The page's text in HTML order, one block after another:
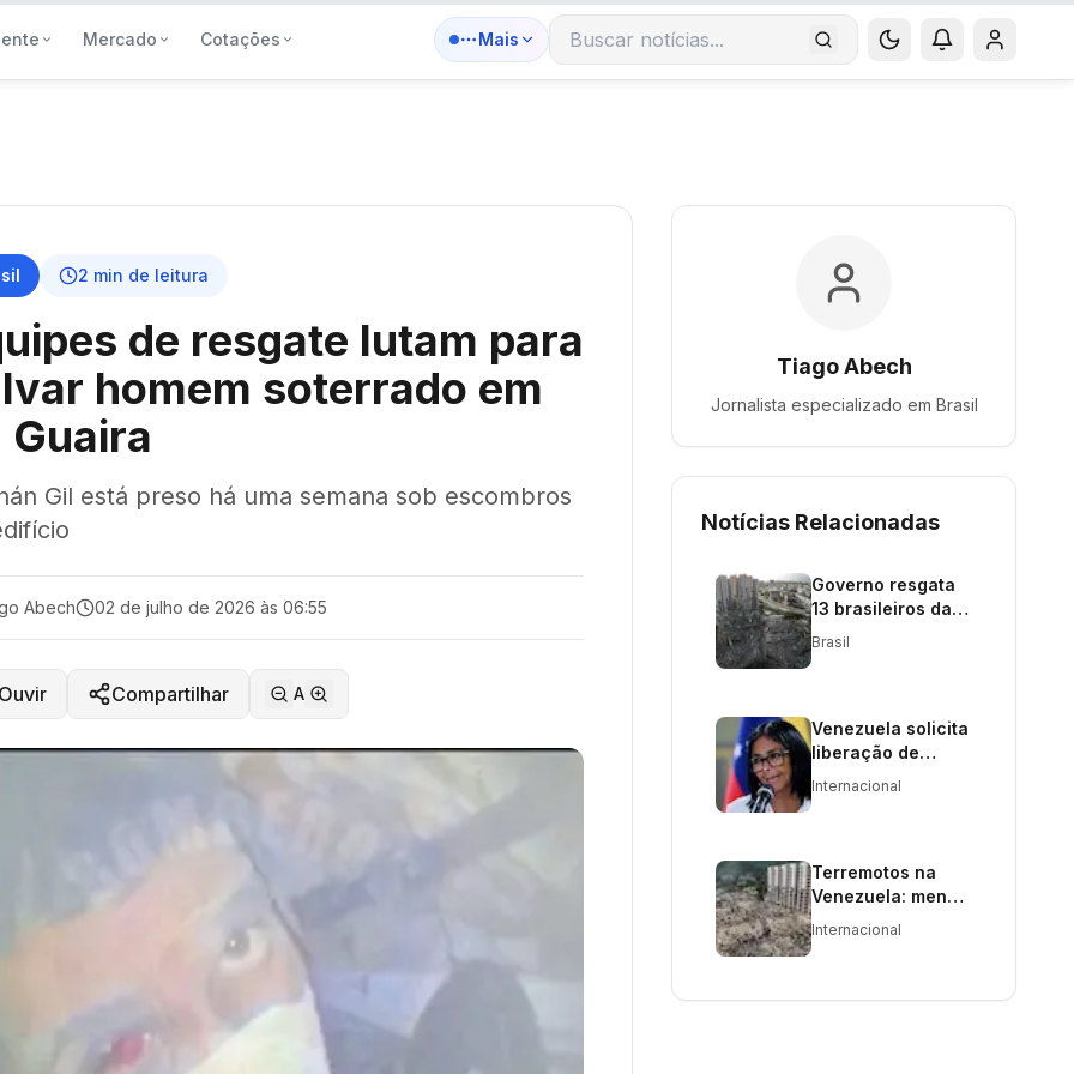
Mercado Cotações Mais
Buscar notícias
2 min de leitura
de resgate lutam para
homem soterrado em
Guaira
Gil está preso há uma semana sob escombros
Abech 02 de julho de 2026 às 06:55
Compartilhar A
Tiago Abech
Jornalista especializado em Brasil
Notícias Relacionadas
Governo resgata
13 brasileiros da
Venezuela após
Brasil
Venezuela solicita
liberação de
ativos congelados
Internacional
Terremotos na
Venezuela: menos
esperança de
Internacional